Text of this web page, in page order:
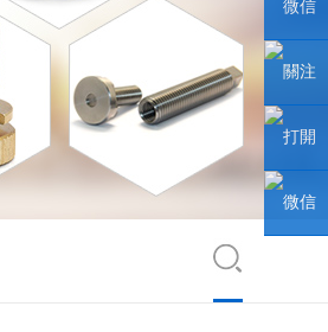
微信
聯係人
關注
微信
（xìn）
打開
手機網
微信